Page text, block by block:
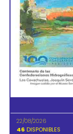
22/08/2026
46 DISPONIBLES